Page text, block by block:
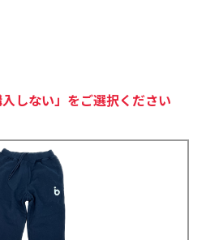
しない」をご選択ください